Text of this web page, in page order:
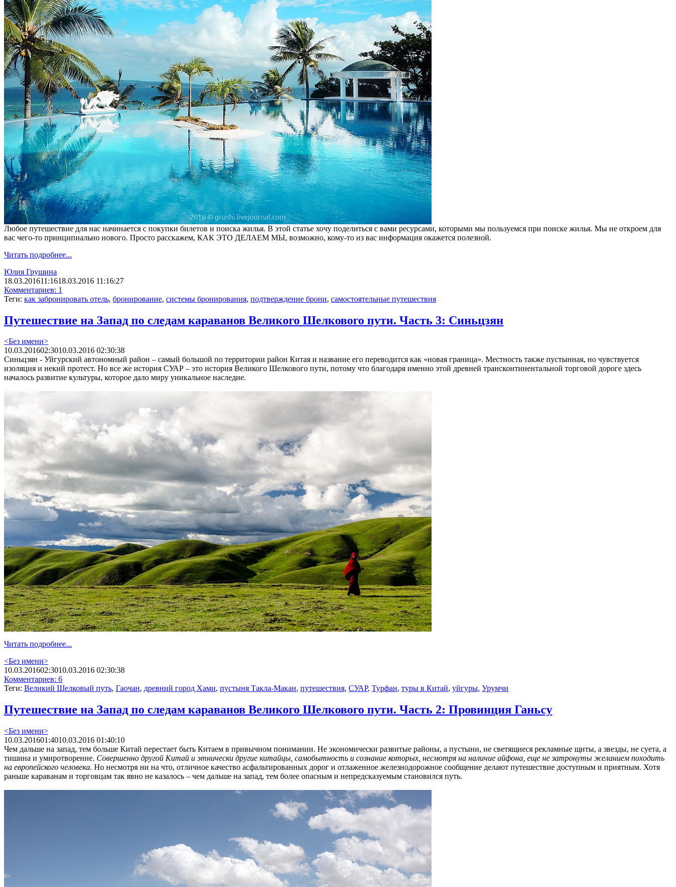
Любое путешествие для нас начинается с покупки билетов и поиска жилья. В этой статье хочу поделиться с вами ресурсами, которыми мы пользуемся при поиске жилья. Мы не откроем для
вас чего-то принципиально нового. Просто расскажем, КАК ЭТО ДЕЛАЕМ МЫ, возможно, кому-то из вас информация окажется полезной.
Читать подробнее...
Юлия Грушина
18.03.201611:1618.03.2016 11:16:27
Комментариев: 1
Теги: как забронировать отель, бронирование, системы бронирования, подтверждение брони, самостоятельные путешествия
Путешествие на Запад по следам караванов Великого Шелкового пути. Часть 3: Синьцзян
<Без имени>
10.03.201602:3010.03.2016 02:30:38
Синьцзян - Уйгурский автономный район – самый большой по территории район Китая и название его переводится как «новая граница». Местность также пустынная, но чувствуется
изоляция и некий протест. Но все же история СУАР – это история Великого Шелкового пути, потому что благодаря именно этой древней трансконтинентальной торговой дороге здесь
началось развитие культуры, которое дало миру уникальное наследие.
Читать подробнее...
<Без имени>
10.03.201602:3010.03.2016 02:30:38
Комментариев: 6
Теги: Великий Шелковый путь, Гаочан, древний город Хами, пустыня Такла-Макан, путешествия, СУАР, Турфан, туры в Китай, уйгуры, Урумчи
Путешествие на Запад по следам караванов Великого Шелкового пути. Часть 2: Провинция Ганьсу
<Без имени>
10.03.201601:4010.03.2016 01:40:10
Чем дальше на запад, тем больше Китай перестает быть Китаем в привычном понимании. Не экономически развитые районы, а пустыни, не светящиеся рекламные щиты, а звезды, не суета, а
тишина и умиротворение. Совершенно другой Китай и этнически другие китайцы, самобытность и сознание которых, несмотря на наличие айфона, еще не затронуты желанием походить
на европейского человека. Но несмотря ни на что, отличное качество асфальтированных дорог и отлаженное железнодорожное сообщение делают путешествие доступным и приятным. Хотя
раньше караванам и торговцам так явно не казалось – чем дальше на запад, тем более опасным и непредсказуемым становился путь.